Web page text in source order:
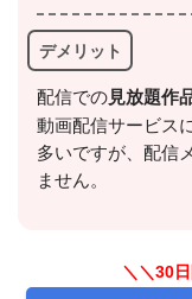
デメリット
配信での⾒放題作
動画配信サービス
多いですが、配信
ません。
＼＼30